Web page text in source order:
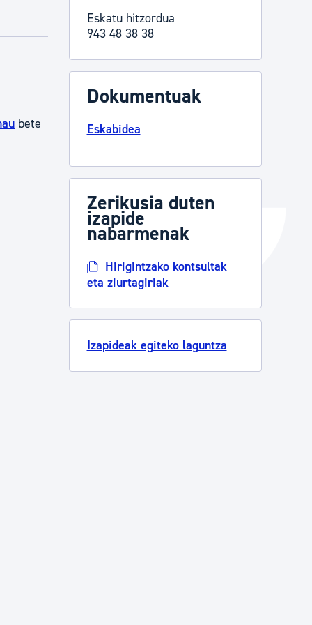
Izapideen katalogoa
Tramitaziorako laguntza
bete
Eskatu hitzordua
943 48 38 38
Dokumentuak
Eskabidea
Zerikusia duten
izapide
nabarmenak
Hirigintzako kontsultak
eta ziurtagiriak
Izapideak egiteko laguntza